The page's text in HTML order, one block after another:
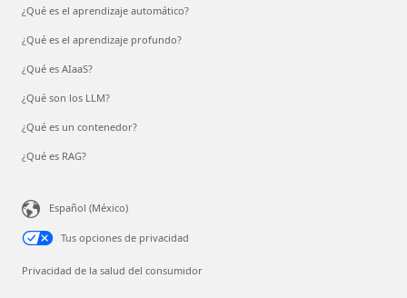
¿Qué es el aprendizaje automático?
¿Qué es el aprendizaje profundo?
¿Qué es AIaaS?
¿Qué son los LLM?
¿Qué es un contenedor?
¿Qué es RAG?
Español (México)
Tus opciones de privacidad
Privacidad de la salud del consumidor